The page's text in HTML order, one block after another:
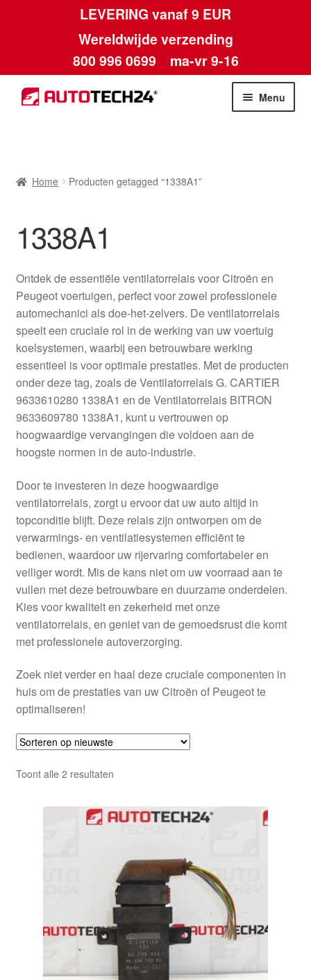
LEVERING vanaf 9 EUR
Wereldwijde verzending
800 996 0699 ma-vr 9-16
Ga
door
Ga
naar
Menu
Betalingen
Contact
Kassa
Klachten
Klachtenprocedure
Levering
Over ons
Privacybeleid
Wereldwijde verzending
Winkelwagen
Home Producten getagged “1338A1”
1338A1
Ontdek de essentiële ventilatorrelais voor Citroën en
Peugeot voertuigen, perfect voor zowel professionele
automechanici als doe-het-zelvers. De ventilatorrelais
speelt een cruciale rol in de werking van uw voertuig
koelsystemen, waarbij een betrouwbare werking
essentieel is voor optimale prestaties. Met de producten
onder deze tag, zoals de Ventilatorrelais G. CARTIER
9633610280 1338A1 en de Ventilatorrelais BITRON
9633609780 1338A1, kunt u vertrouwen op
hoogwaardige vervangingen die voldoen aan de
hoogste normen in de auto-industrie.
Door te investeren in deze hoogwaardige
ventilatorrelais, zorgt u ervoor dat uw auto altijd in
topconditie blijft. Deze relais zijn ontworpen om de
verwarmings- en ventilatiesystemen efficiënt te
bedienen, waardoor uw rijervaring comfortabeler en
veiliger wordt. Mis de kans niet om uw voorraad aan te
vullen met deze betrouwbare en duurzame onderdelen.
Kies voor kwaliteit en zekerheid met onze
ventilatorrelais, en geniet van de gemoedsrust die komt
met professionele autoverzorging.
Zoek niet verder en haal deze cruciale componenten in
huis om de prestaties van uw Citroën of Peugeot te
optimaliseren!
Toont alle 2 resultatenGesorteerd
nieuwste